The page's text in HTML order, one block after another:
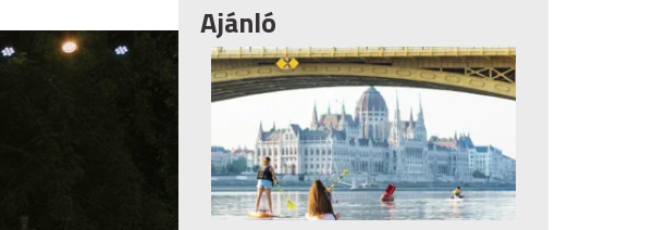
Ajánló